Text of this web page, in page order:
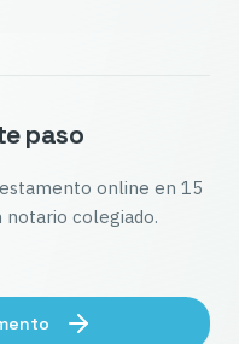
paso
online en 15
colegiado.